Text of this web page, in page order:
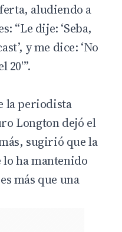
aludiendo a
“Le dije: ‘Seba,
y me dice: ‘No
la periodista
Longton dejó el
sugirió que la
lo ha mantenido
más que una